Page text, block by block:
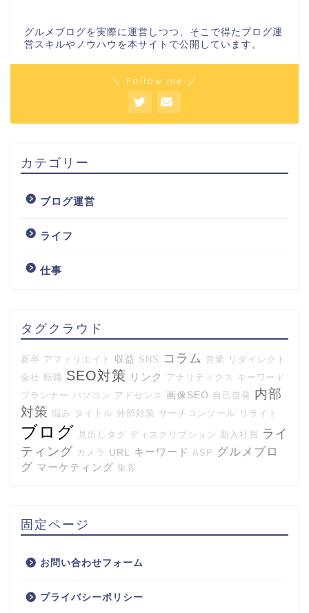
グルメブログを実際に運営しつつ、そこで得たブログ運
営スキルやノウハウを本サイトで公開しています。
＼ Follow me ／
カテゴリー
ブログ運営
ライフ
仕事
タグクラウド
新卒 アフィリエイト 収益 SNS コラム 営業
リダイレクト
会社 転職 SEO対策 リンク アナリティクス
キーワード
プランナー パソコン アドセンス 画像SEO 自己啓発 内部
対策 悩み タイトル 外部対策 サーチコンソール リライト
ブログ 見出しタグ ディスクリプション 新入社員
ライ
ティング カメラ URL キーワード ASP グルメブロ
グ マーケティング 集客
固定ページ
お問い合わせフォーム
プライバシーポリシー